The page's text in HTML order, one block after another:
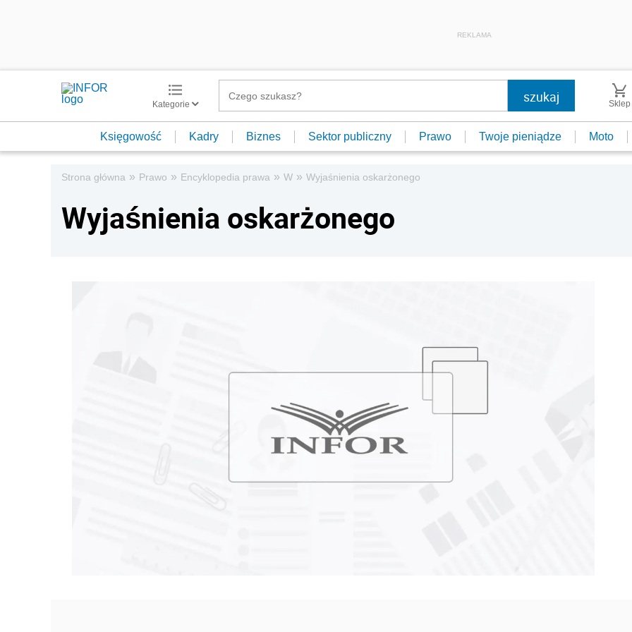
REKLAMA
Kategorie Sklep
Księgowość Kadry Biznes Sektor publiczny Prawo Twoje pieniądze Moto
Strona główna » Prawo » Encyklopedia prawa » W » Wyjaśnienia oskarżonego
Wyjaśnienia oskarżonego